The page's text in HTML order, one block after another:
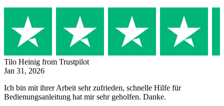
Tilo Heinig from Trustpilot
Jan 31, 2026
Ich bin mit ihrer Arbeit sehr zufrieden, schnelle Hilfe für
Bedienungsanleitung hat mir sehr geholfen. Danke.